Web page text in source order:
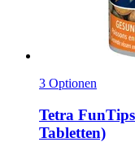
3 Optionen
Tetra
Tabletten)